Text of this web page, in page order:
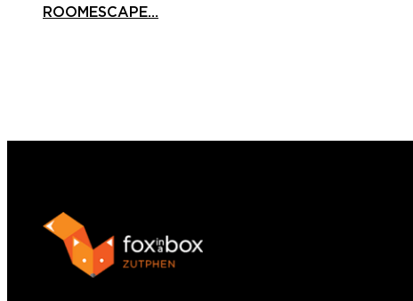
ROOMESCAPE…